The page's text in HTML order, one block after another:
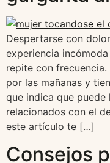
Despertarse con
experiencia
repite con
por las mañanas y
que indica que
relacionados con el
este artículo te […]
Consejos